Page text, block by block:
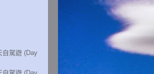
自駕遊 (Day
自駕遊 (Day